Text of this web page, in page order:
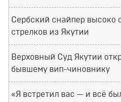
Сербский снайпер высоко
стрелков из Якутии
Верховный Суд Якутии
бывшему вип-чиновнику
«Я встретил вас — и всё